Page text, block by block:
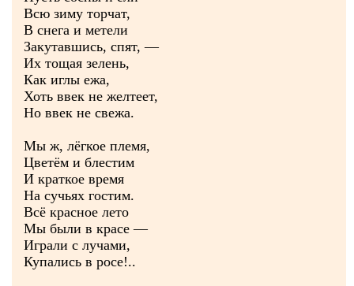
Всю зиму торчат,
В снега и метели
Закутавшись, спят, —
Их тощая зелень,
Как иглы ежа,
Хоть ввек не желтеет,
Но ввек не свежа.
Мы ж, лёгкое племя,
Цветём и блестим
И краткое время
На сучьях гостим.
Всё красное лето
Мы были в красе —
Играли с лучами,
Купались в росе!..